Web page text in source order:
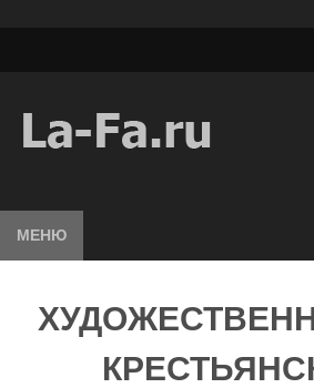
МЕНЮ